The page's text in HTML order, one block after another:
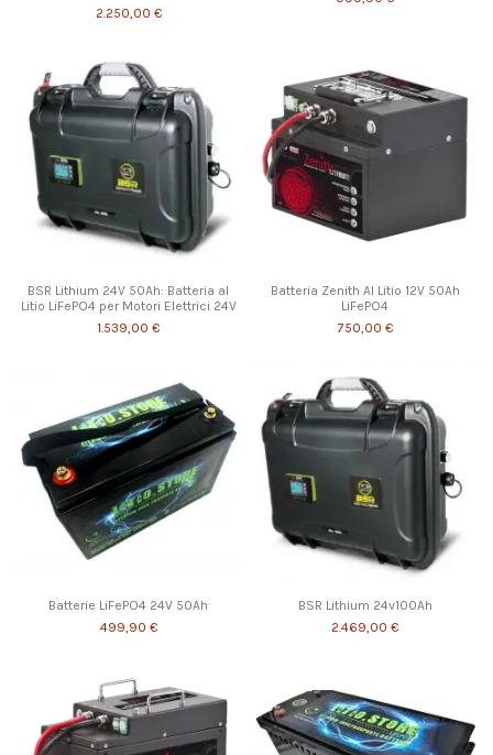
2.250,00 €
BSR Lithium 24V 50Ah: Batteria al
Litio LiFePO4 per Motori Elettrici 24V
1.539,00 €
Batteria Zenith Al Litio 12V 50Ah
LiFePO4
750,00 €
Batterie LiFePO4 24V 50Ah
499,90 €
BSR Lithium 24v100Ah
2.469,00 €